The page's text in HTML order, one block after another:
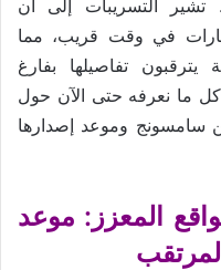
تشير التسريبات إلى أن
في وقت قريب، مما
تفاصيلها بفارغ
ما نعرفه حتى الآن حول
سامسونج وموعد إصدارها
المعزز: موعد